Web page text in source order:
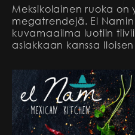
Meksikolainen ruoka on
megatrendejä. El
kuvamaailma luotiin
asiakkaan kanssa